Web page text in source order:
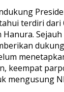
terdiri dari
Hanura.
keempat
mengusung